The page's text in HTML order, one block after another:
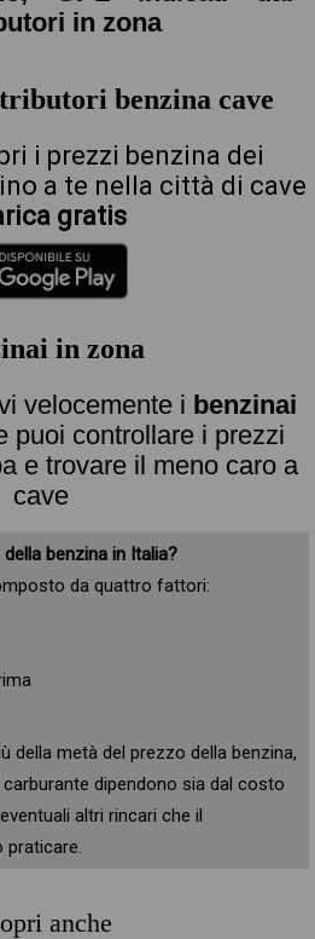
in zona
benzina cave
i prezzi benzina dei
a te nella città di cave
gratis
in zona
velocemente i benzinai
puoi controllare i prezzi
e trovare il meno caro a
cave
benzina in Italia?
da quattro fattori:
della metà del prezzo della benzina,
dipendono sia dal costo
altri rincari che il
anche